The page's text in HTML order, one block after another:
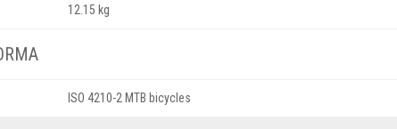
12.15 kg
ISO 4210-2 MTB bicycles